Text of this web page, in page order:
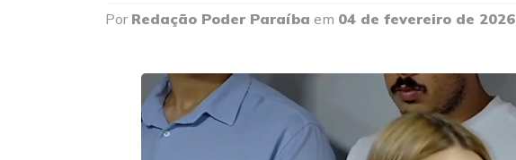
Por Redação Poder Paraíba em 04 de fevereiro de 2026